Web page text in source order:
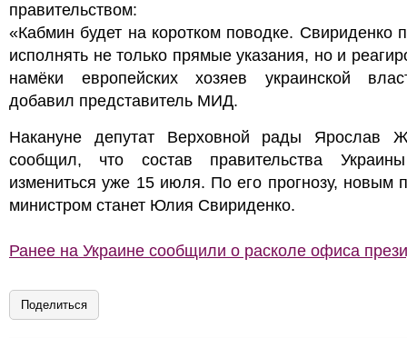
правительством:
«Кабмин будет на коротком поводке. Свириденко
исполнять не только прямые указания, но и
намёки европейских хозяев украинской
добавил представитель МИД.
Накануне депутат Верховной рады Ярослав
сообщил, что состав правительства
измениться уже 15 июля. По его прогнозу, новым
министром станет Юлия Свириденко.
Ранее на Украине сообщили о расколе офиса
Поделиться